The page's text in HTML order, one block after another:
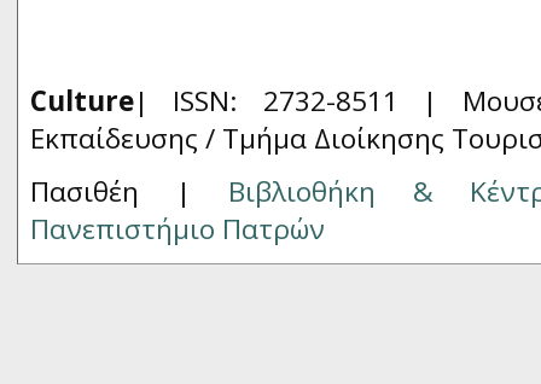
Culture| ISSN: 2732-8511 |
Εκπαίδευσης / Τμήμα Διοίκησης
Πασιθέη | Βιβλιοθήκη &
Πανεπιστήμιο Πατρών